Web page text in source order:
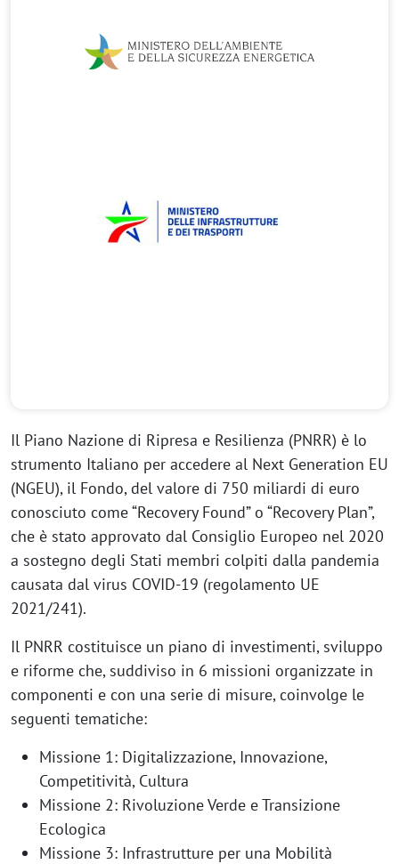
Immagine
Il Piano Nazione di Ripresa e Resilienza (PNRR) è lo
strumento Italiano per accedere al Next Generation EU
(NGEU), il Fondo, del valore di 750 miliardi di euro
conosciuto come “Recovery Found” o “Recovery Plan”,
che è stato approvato dal Consiglio Europeo nel 2020
a sostegno degli Stati membri colpiti dalla pandemia
causata dal virus COVID-19 (regolamento UE
2021/241).
Il PNRR costituisce un piano di investimenti, sviluppo
e riforme che, suddiviso in 6 missioni organizzate in
componenti e con una serie di misure, coinvolge le
seguenti tematiche:
Missione 1: Digitalizzazione, Innovazione,
Competitività, Cultura
Missione 2: Rivoluzione Verde e Transizione
Ecologica
Missione 3: Infrastrutture per una Mobilità